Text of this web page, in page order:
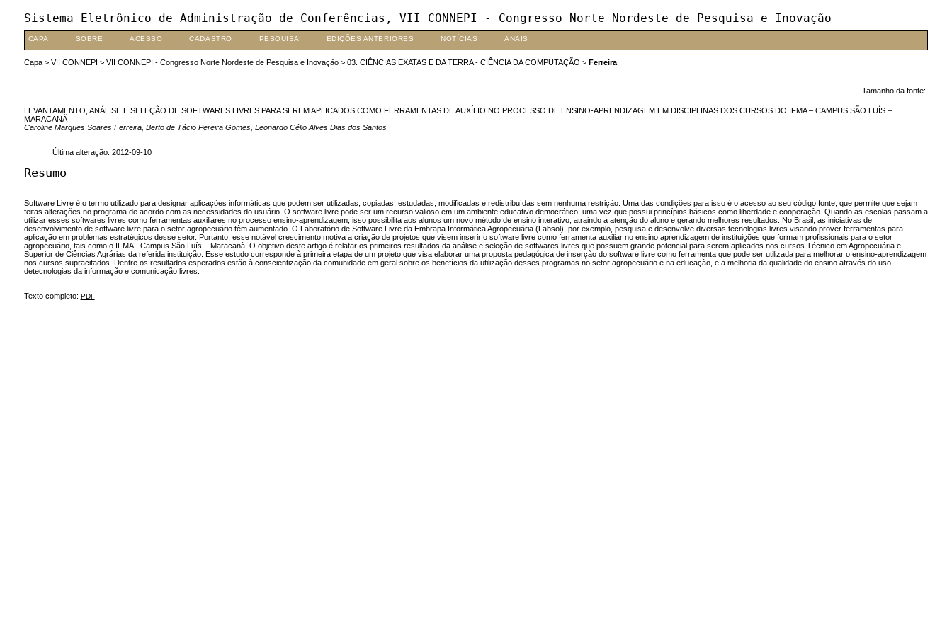
Sistema Eletrônico de Administração de Conferências, VII CONNEPI - Congresso Norte Nordeste de Pesquisa e Inovação
CAPA SOBRE ACESSO CADASTRO PESQUISA EDIÇÕES ANTERIORES NOTÍCIAS ANAIS
Capa> VII CONNEPI > VII CONNEPI - Congresso Norte Nordeste de Pesquisa e Inovação> 03. CIÊNCIAS EXATAS E DA TERRA - CIÊNCIA DA COMPUTAÇÃO > Ferreira
Tamanho da fonte:
LEVANTAMENTO, ANÁLISE E SELEÇÃO DE SOFTWARES LIVRES PARA SEREM APLICADOS COMO FERRAMENTAS DE AUXÍLIO NO PROCESSO DE ENSINO-APRENDIZAGEM EM DISCIPLINAS DOS CURSOS DO IFMA – CAMPUS SÃO LUÍS –
MARACANÃ
Caroline Marques Soares Ferreira, Berto de Tácio Pereira Gomes, Leonardo Célio Alves Dias dos Santos
Última alteração: 2012-09-10
Resumo
Software Livre é o termo utilizado para designar aplicações informáticas que podem ser utilizadas, copiadas, estudadas, modificadas e redistribuídas sem nenhuma restrição. Uma das condições para isso é o acesso ao seu código fonte, que permite que sejam
feitas alterações no programa de acordo com as necessidades do usuário. O software livre pode ser um recurso valioso em um ambiente educativo democrático, uma vez que possui princípios básicos como liberdade e cooperação. Quando as escolas passam a
utilizar esses softwares livres como ferramentas auxiliares no processo ensino-aprendizagem, isso possibilita aos alunos um novo método de ensino interativo, atraindo a atenção do aluno e gerando melhores resultados. No Brasil, as iniciativas de
desenvolvimento de software livre para o setor agropecuário têm aumentado. O Laboratório de Software Livre da Embrapa Informática Agropecuária (Labsol), por exemplo, pesquisa e desenvolve diversas tecnologias livres visando prover ferramentas para
aplicação em problemas estratégicos desse setor. Portanto, esse notável crescimento motiva a criação de projetos que visem inserir o software livre como ferramenta auxiliar no ensino aprendizagem de instituições que formam profissionais para o setor
agropecuário, tais como o IFMA - Campus São Luís – Maracanã. O objetivo deste artigo é relatar os primeiros resultados da análise e seleção de softwares livres que possuem grande potencial para serem aplicados nos cursos Técnico em Agropecuária e
Superior de Ciências Agrárias da referida instituição. Esse estudo corresponde à primeira etapa de um projeto que visa elaborar uma proposta pedagógica de inserção do software livre como ferramenta que pode ser utilizada para melhorar o ensino-aprendizagem
nos cursos supracitados. Dentre os resultados esperados estão à conscientização da comunidade em geral sobre os benefícios da utilização desses programas no setor agropecuário e na educação, e a melhoria da qualidade do ensino através do uso
detecnologias da informação e comunicação livres.
Texto completo: PDF